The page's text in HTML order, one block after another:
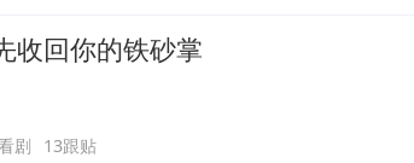
收回你的铁砂掌
剧 13跟贴